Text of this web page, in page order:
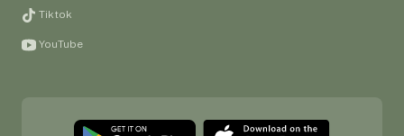
Tiktok
YouTube